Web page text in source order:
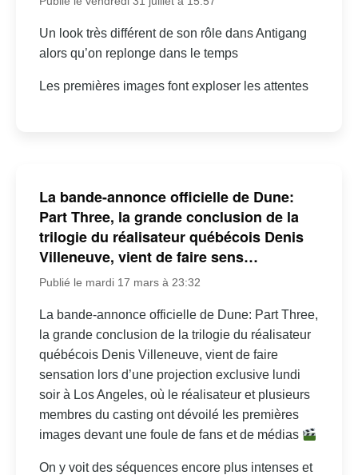
Un look très différent de son rôle dans Antigang
alors qu’on replonge dans le temps
Les premières images font exploser les attentes
La bande-annonce officielle de Dune:
Part Three, la grande conclusion de la
trilogie du réalisateur québécois Denis
Villeneuve, vient de faire sens…
Publié le mardi 17 mars à 23:32
La bande-annonce officielle de Dune: Part Three,
la grande conclusion de la trilogie du réalisateur
québécois Denis Villeneuve, vient de faire
sensation lors d’une projection exclusive lundi
soir à Los Angeles, où le réalisateur et plusieurs
membres du casting ont dévoilé les premières
images devant une foule de fans et de médias
On y voit des séquences encore plus intenses et